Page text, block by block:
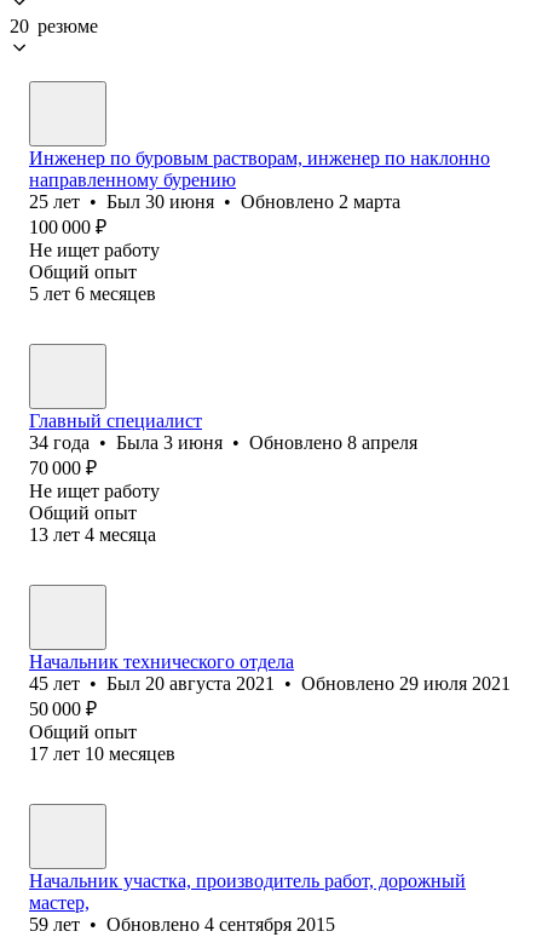
20 резюме
Инженер по буровым растворам, инженер по наклонно
направленному бурению
25 лет • Был 30 июня • Обновлено 2 марта
100 000 ₽
Не ищет работу
Общий опыт
5 лет 6 месяцев
Главный специалист
34 года • Была 3 июня • Обновлено 8 апреля
70 000 ₽
Не ищет работу
Общий опыт
13 лет 4 месяца
Начальник технического отдела
45 лет • Был 20 августа 2021 • Обновлено 29 июля 2021
50 000 ₽
Общий опыт
17 лет 10 месяцев
Начальник участка, производитель работ, дорожный
мастер,
59 лет • Обновлено 4 сентября 2015